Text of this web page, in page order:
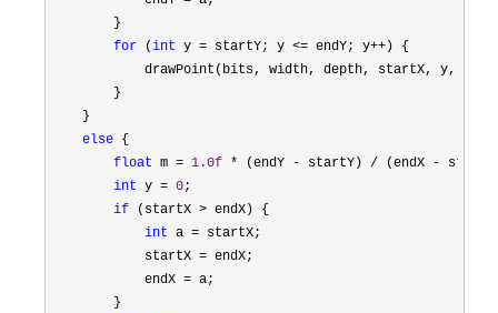
        }
for (int y = startY; y <= endY; y++) {
drawPoint(bits, width, depth, startX, y,
        }
    }
else {
float m = 1.0f * (endY - startY) / (endX -
int y = 0;
if (startX > endX) {
int a = startX;
            startX
= endX;
            endX
= a;
        }